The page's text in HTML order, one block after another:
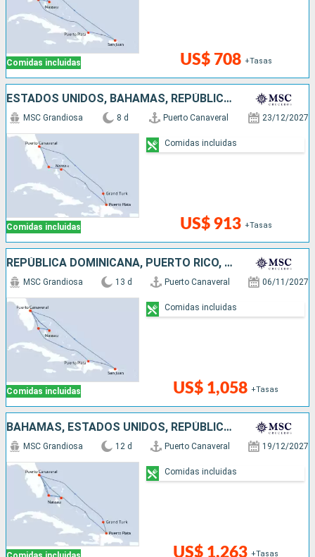
Comidas incluidas US$ 708 +Tasas
ESTADOS UNIDOS, BAHAMAS, REPÚBLICA DOMINICANA
Comidas incluidas
MSC Grandiosa 8 d Puerto Canaveral 23/12/2027
US$ 913 +Tasas
Comidas incluidas
REPÚBLICA DOMINICANA, PUERTO RICO, ESTADOS UNIDOS, BAHAMAS
Comidas incluidas
MSC Grandiosa 13 d Puerto Canaveral 06/11/2027
US$ 1,058 +Tasas
Comidas incluidas
BAHAMAS, ESTADOS UNIDOS, REPÚBLICA DOMINICANA
MSC Grandiosa 12 d Puerto Canaveral 19/12/2027
US$ 1,263 +Tasas
Comidas incluidas